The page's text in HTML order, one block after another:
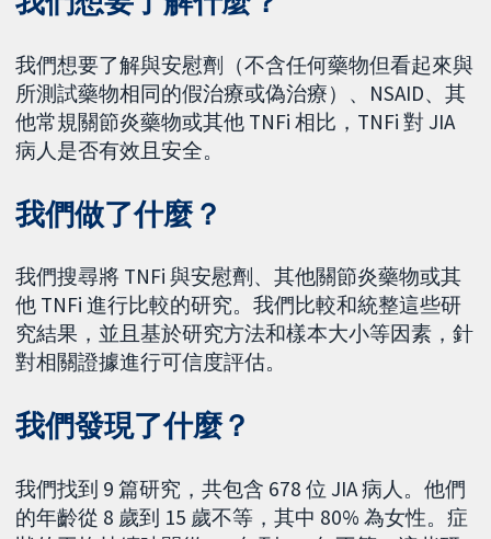
我們想要了解與安慰劑（不含任何藥物但看起來與
所測試藥物相同的假治療或偽治療）、NSAID、其
他常規關節炎藥物或其他 TNFi 相比，TNFi 對 JIA
病人是否有效且安全。
我們做了什麼？
我們搜尋將 TNFi 與安慰劑、其他關節炎藥物或其
他 TNFi 進行比較的研究。我們比較和統整這些研
究結果，並且基於研究方法和樣本大小等因素，針
對相關證據進行可信度評估。
我們發現了什麼？
我們找到 9 篇研究，共包含 678 位 JIA 病人。他們
的年齡從 8 歲到 15 歲不等，其中 80% 為女性。症